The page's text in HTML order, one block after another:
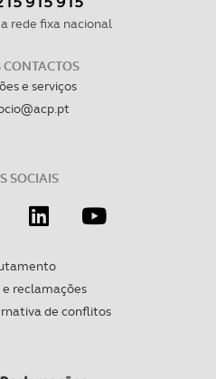
rede fixa nacional
e serviços
SOCIAIS
e reclamações
de conflitos